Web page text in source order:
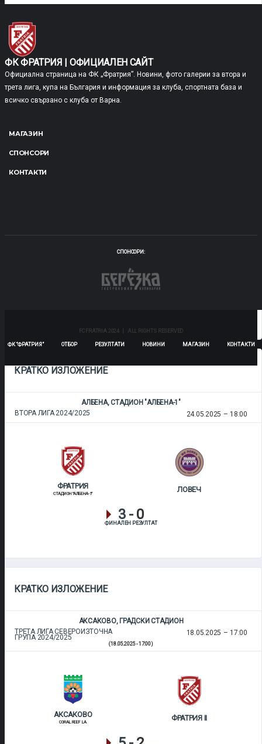
СТАДИОН "ГРАДСКИ"
3- 4
ФИНАЛЕН РЕЗУЛТАТ
КРАТКО ИЗЛОЖЕНИЕ
ВОЛОВ – ШУМЕН 2007
КРАТКО ИЗЛОЖЕНИЕ
ВТОРА ЛИГА 2024/2025
АЛБЕНА, СТАДИОН "АЛБЕНА-1"
24.05.2025
18:00
ФРАТРИЯ
СТАДИОН "АЛБЕНА-1" ЛОВЕЧ
3 - 0
ФИНАЛЕН РЕЗУЛТАТ
КРАТКО ИЗЛОЖЕНИЕ
ТРЕТА ЛИГА СЕВЕРОИЗТОЧНА
ГРУПА 2024/2025
АКСАКОВО, ГРАДСКИ СТАДИОН
18.05.2025
17:00
(18.05.2025 - 17:00)
АКСАКОВО
CORAL REEF LA ФРАТРИЯ II
ФК ФРАТРИЯ | ОФИЦИАЛЕН САЙТ
Официална страница на ФК „Фратрия”. Новини, фото галерии за втора и
трета лига, купа на България и информация за клуба, спортната база и
всичко свързано с клуба от Варна.
МАГАЗИН
СПОНСОРИ
КОНТАКТИ
СПОНСОРИ:
FC FRATRIA 2024 | ALL RIGHTS RESERVED
ФК “ФРАТРИЯ” ОТБОР РЕЗУЛТАТИ НОВИНИ МАГАЗИН КОНТАКТИ